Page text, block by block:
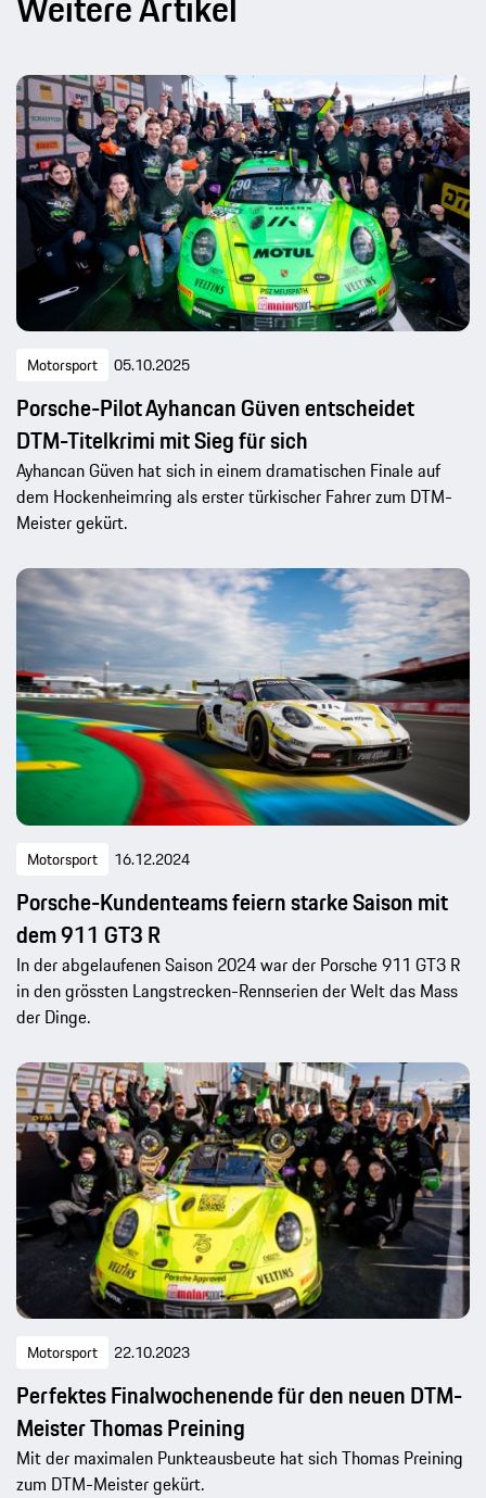
Motorsport 05.10.2025
Porsche-Pilot Ayhancan Güven entscheidet
DTM-Titelkrimi mit Sieg für sich
Ayhancan Güven hat sich in einem dramatischen Finale auf
dem Hockenheimring als erster türkischer Fahrer zum DTM-
Meister gekürt.
Motorsport 16.12.2024
Porsche-Kundenteams feiern starke Saison mit
dem 911 GT3 R
In der abgelaufenen Saison 2024 war der Porsche 911 GT3 R
in den grössten Langstrecken-Rennserien der Welt das Mass
der Dinge.
Motorsport 22.10.2023
Perfektes Finalwochenende für den neuen DTM-
Meister Thomas Preining
Mit der maximalen Punkteausbeute hat sich Thomas Preining
zum DTM-Meister gekürt.